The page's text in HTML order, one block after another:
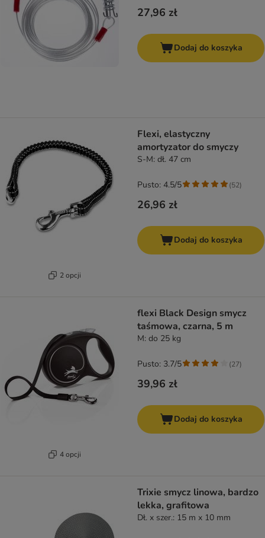
27,96 zł
Dodaj do koszyka
2 opcji
Flexi, elastyczny
amortyzator do smyczy
S-M: dł. 47 cm
26,96 zł
Pusto: 4.5/5 (52)
Dodaj do koszyka
4 opcji
flexi Black Design smycz
taśmowa, czarna, 5 m
M: do 25 kg
39,96 zł
Pusto: 3.7/5 (27)
Dodaj do koszyka
Trixie smycz linowa, bardzo
lekka, grafitowa
Dł. x szer.: 15 m x 10 mm